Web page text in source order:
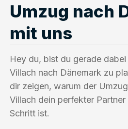
Umzug nach
mit uns
Hey du, bist du gerade
Villach nach Dänemark zu
dir zeigen, warum der
Villach dein perfekter
Schritt ist.